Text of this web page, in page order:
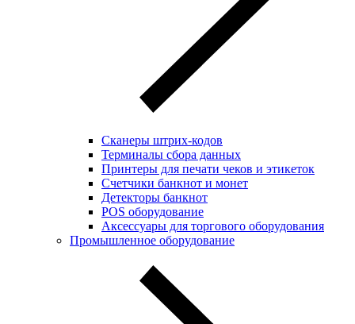
Сканеры штрих-кодов
Терминалы сбора данных
Принтеры для печати чеков и этикеток
Cчетчики банкнот и монет
Детекторы банкнот
POS оборудование
Аксессуары для торгового оборудования
Промышленное оборудование